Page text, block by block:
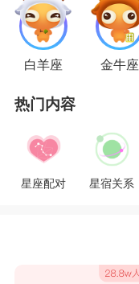
白羊座 金牛座
热门内容
星座配对 星宿关系